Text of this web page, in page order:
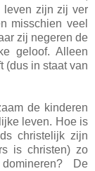
leven zijn zij ver
misschien veel
zij negeren de
geloof. Alleen
(dus in staat van
de kinderen
leven. Hoe is
christelijk zijn
is christen) zo
De